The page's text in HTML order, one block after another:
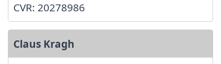
CVR: 20278986
Claus Kragh